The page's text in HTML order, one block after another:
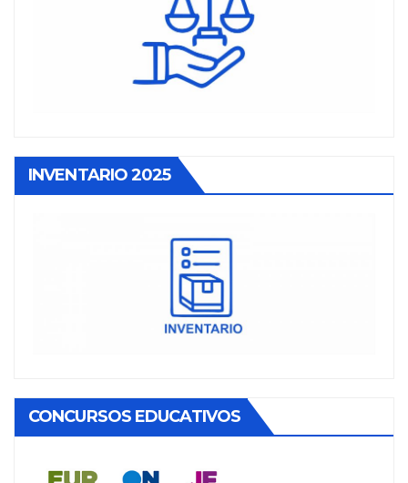
INVENTARIO 2025
CONCURSOS EDUCATIVOS